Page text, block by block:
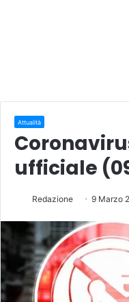
Attualità
ufficiale
Redazione 9 Marzo